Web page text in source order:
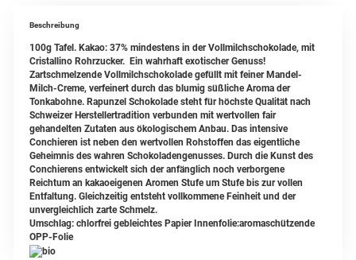
Beschreibung
100g Tafel. Kakao: 37% mindestens in der Vollmilchschokolade, mit
Cristallino Rohrzucker. Ein wahrhaft exotischer Genuss!
Zartschmelzende Vollmilchschokolade gefüllt mit feiner Mandel-
Milch-Creme, verfeinert durch das blumig süßliche Aroma der
Tonkabohne. Rapunzel Schokolade steht für höchste Qualität nach
Schweizer Herstellertradition verbunden mit wertvollen fair
gehandelten Zutaten aus ökologischem Anbau. Das intensive
Conchieren ist neben den wertvollen Rohstoffen das eigentliche
Geheimnis des wahren Schokoladengenusses. Durch die Kunst des
Conchierens entwickelt sich der anfänglich noch verborgene
Reichtum an kakaoeigenen Aromen Stufe um Stufe bis zur vollen
Entfaltung. Gleichzeitig entsteht vollkommene Feinheit und der
unvergleichlich zarte Schmelz.
Umschlag: chlorfrei gebleichtes Papier Innenfolie:aromaschützende
OPP-Folie